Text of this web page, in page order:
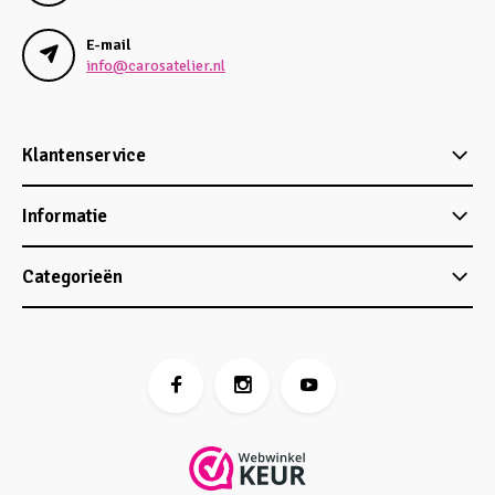
E-mail
info@carosatelier.nl
Klantenservice
Informatie
Categorieën